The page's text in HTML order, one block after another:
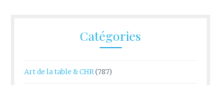
Catégories
Art de la table & CHR(787)